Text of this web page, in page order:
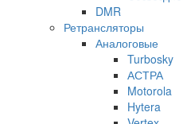
DMR
Ретрансляторы
Аналоговые
Turbosky
АСТРА
Motorola
Hytera